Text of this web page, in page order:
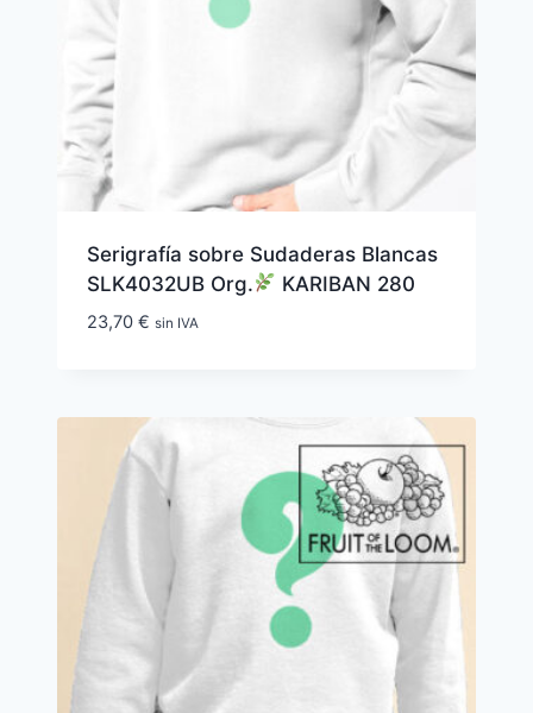
Serigrafía sobre Sudaderas Blancas
SLK4032UB Org.
KARIBAN 280
23,70 € sin IVA